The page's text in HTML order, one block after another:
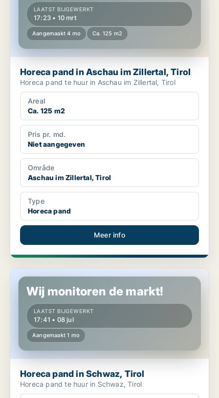
LAATST BIJGEWERKT
17:23 • 10 mrt
Aangemaakt 4 mo Ca. 125 m2
Horeca pand in Aschau im Zillertal, Tirol
Horeca pand te huur in Aschau im Zillertal, Tirol
Areal
Ca. 125 m2
Pris pr. md.
Niet aangegeven
Område
Aschau im Zillertal, Tirol
Type
Horeca pand
Meer info
Horeca pand in Schwaz, Tirol
Wij monitoren de markt!
LAATST BIJGEWERKT
17:41 • 08 jul
Aangemaakt 1 mo
Horeca pand in Schwaz, Tirol
Horeca pand te huur in Schwaz, Tirol